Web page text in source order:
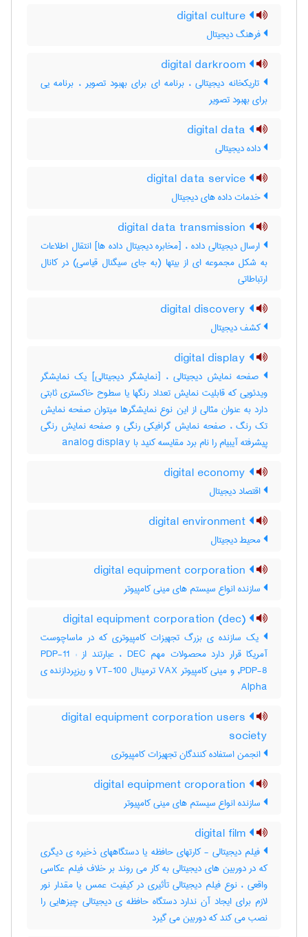
فرهنگ دیجیتال
تاریکخانه دیجیتالی ، برنامه ای برای بهبود تصویر ، برنامه یی
برای بهبود تصویر
داده دیجیتالی
خدمات داده های دیجیتال
ارسال دیجیتالی داده ، [مخابره دیجیتال داده ها] انتقال اطلاعات
به شکل مجموعه ای از بیتها (به جای سیگنال قیاسی) در کانال
ارتباطاتی
کشف دیجیتال
صفحه نمایش دیجیتالی ، [نمایشگر دیجیتالی] یک نمایشگر
ویدئویی که قابلیت نمایش تعداد رنگها یا سطوح خاکستری ثابتی
دارد به عنوان مثالی از این نوع نمایشگرها میتوان صفحه نمایش
تک رنگ ، صفحه نمایش گرافیکی رنگی و صفحه نمایش رنگی
پیشرفته آیبیام را نام برد مقایسه کنید با ‎ analog display
اقتصاد دیجیتال
محیط دیجیتال
سازنده انواع سیستم های مینی کامپیوتر
یک سازنده ی بزرگ تجهیزات کامپیوتری که در ماساچوست
آمریکا قرار دارد محصولات مهم DEC ، عبارتند از : PDP-11
,PDP-8 و مینی کامپیوتر VAX ترمینال VT-100 و ریزپردازنده ی
Alpha
digital equipment corporation users
society
انجمن استفاده کنندگان تجهیزات کامپیوتری
سازنده انواع سیستم های مینی کامپیوتر
فیلم دیجیتالی - کارتهای حافظه یا دستگاههای ذخیره ی دیگری
که در دوربین های دیجیتالی به کار می روند بر خلاف فیلم عکاسی
واقعی ، نوع فیلم دیجیتالی تأثیری در کیفیت عمس یا مقدار نور
لازم برای ایجاد آن ندارد دستگاه حافظه ی دیجیتالی چیزهایی را
نصب می کند که دوربین می گیرد